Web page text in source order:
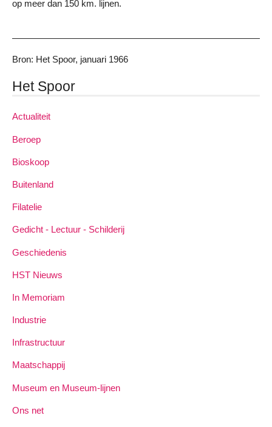
op meer dan 150 km. lijnen.
Bron: Het Spoor, januari 1966
Het Spoor
Actualiteit
Beroep
Bioskoop
Buitenland
Filatelie
Gedicht - Lectuur - Schilderij
Geschiedenis
HST Nieuws
In Memoriam
Industrie
Infrastructuur
Maatschappij
Museum en Museum-lijnen
Ons net